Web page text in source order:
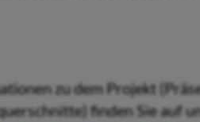
zu dem Projekt
finden Sie auf